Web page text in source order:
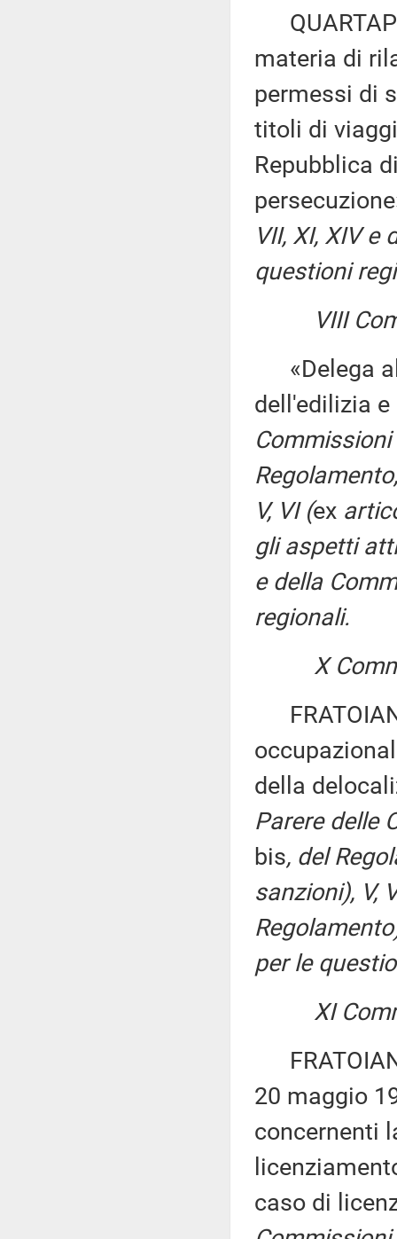
materia di
permessi di
titoli di
Repubblica
VII, XI, XIV
questioni
VIII
«Delega al
dell'edilizia
Commissioni
V, VI (ex
gli aspetti
e della
regionali.
X
della
Parere delle
bis, del
sanzioni), V,
per le
XI
20 maggio
concernenti
caso di